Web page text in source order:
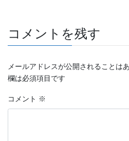
コメントを残す
メールアドレスが公開されることは
欄は必須項目です
コメント ※